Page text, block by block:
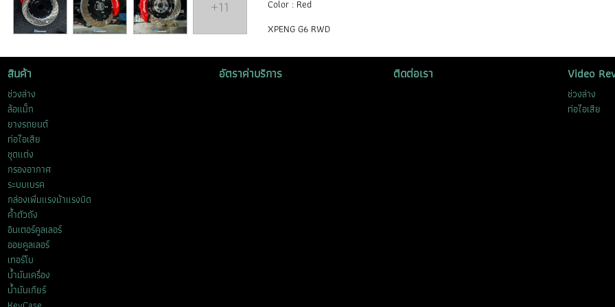
+11
Color : Red
XPENG G6 RWD
สินค้า
ช่วงล่าง
ล้อแม็ก
ยางรถยนต์
ท่อไอเสีย
ชุดแต่ง
กรองอากาศ
ระบบเบรค
กล่องเพิ่มแรงม้าแรงบิด
ค้ำตัวถัง
อินเตอร์คูลเลอร์
ออยคูลเลอร์
เทอร์โบ
น้ำมันเครื่อง
น้ำมันเกียร์
อัตราค่าบริการ ติดต่อเรา Video
ช่วงล่าง
ท่อไอเสีย